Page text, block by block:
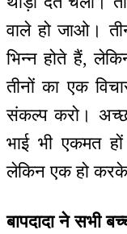
वाले हो जाओ।
भिन्न होते हैं,
तीनों का एक
संकल्प करो।
भाई भी एकमत
लेकिन एक हो
बापदादा ने सभी